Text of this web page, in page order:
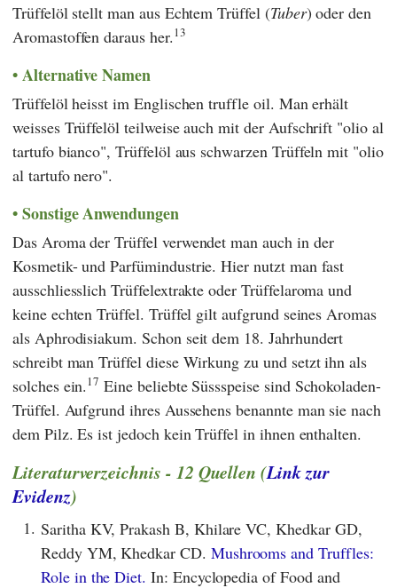
Trüffelöl stellt man aus Echtem Trüffel (Tuber) oder den
Aromastoffen daraus her.13
Alternative Namen
Trüffelöl heisst im Englischen truffle oil. Man erhält
weisses Trüffelöl teilweise auch mit der Aufschrift "olio al
tartufo bianco", Trüffelöl aus schwarzen Trüffeln mit "olio
al tartufo nero".
Sonstige Anwendungen
Das Aroma der Trüffel verwendet man auch in der
Kosmetik- und Parfümindustrie. Hier nutzt man fast
ausschliesslich Trüffelextrakte oder Trüffelaroma und
keine echten Trüffel. Trüffel gilt aufgrund seines Aromas
als Aphrodisiakum. Schon seit dem 18. Jahrhundert
schreibt man Trüffel diese Wirkung zu und setzt ihn als
solches ein.17 Eine beliebte Süssspeise sind Schokoladen-
Trüffel. Aufgrund ihres Aussehens benannte man sie nach
dem Pilz. Es ist jedoch kein Trüffel in ihnen enthalten.
Literaturverzeichnis - 12 Quellen (Link zur
Evidenz)
1. Saritha KV, Prakash B, Khilare VC, Khedkar GD,
Reddy YM, Khedkar CD. Mushrooms and Truffles:
Role in the Diet. In: Encyclopedia of Food and